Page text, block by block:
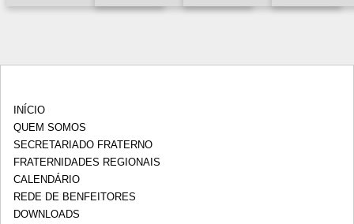
INÍCIO
QUEM SOMOS
SECRETARIADO FRATERNO
FRATERNIDADES REGIONAIS
CALENDÁRIO
REDE DE BENFEITORES
DOWNLOADS